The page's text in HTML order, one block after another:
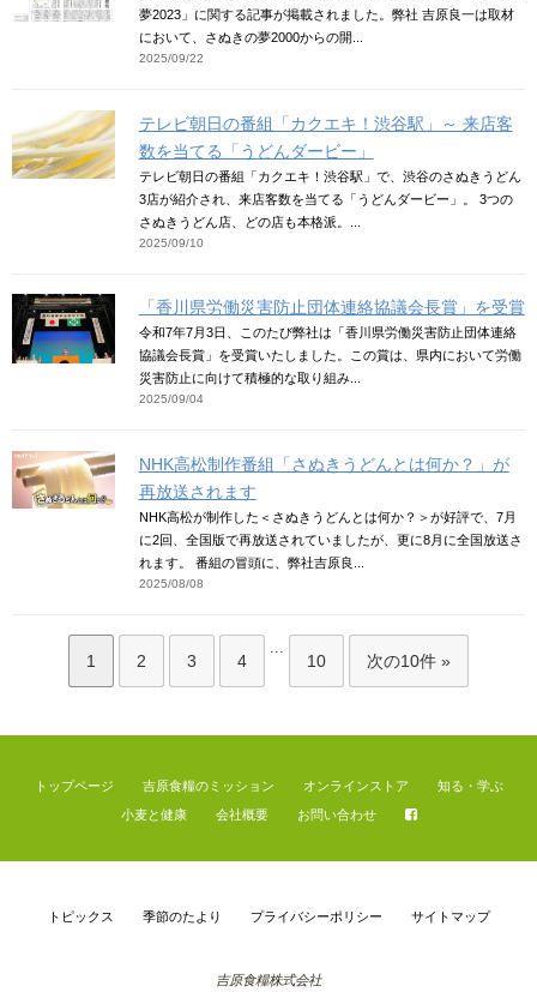
夢2023」に関する記事が掲載されました。弊社 吉原良一は取材
において、さぬきの夢2000からの開...
2025/09/22
テレビ朝日の番組「カクエキ！渋谷駅」～ 来店客
数を当てる「うどんダービー」
テレビ朝日の番組「カクエキ！渋谷駅」で、渋谷のさぬきうどん
3店が紹介され、来店客数を当てる「うどんダービー」。 3つの
さぬきうどん店、どの店も本格派。...
2025/09/10
「香川県労働災害防止団体連絡協議会長賞」を受賞
令和7年7月3日、このたび弊社は「香川県労働災害防止団体連絡
協議会長賞」を受賞いたしました。この賞は、県内において労働
災害防止に向けて積極的な取り組み...
2025/09/04
NHK高松制作番組「さぬきうどんとは何か？」が
再放送されます
NHK高松が制作した＜さぬきうどんとは何か？＞が好評で、7月
に2回、全国版で再放送されていましたが、更に8月に全国放送さ
れます。 番組の冒頭に、弊社吉原良...
2025/08/08
1 2 3 4 10 次の10件 »
トップページ 吉原食糧のミッション オンラインストア
知る・学ぶ
小麦と健康
会社概要 お問い合わせ
トピックス 季節のたより プライバシーポリシー サイトマップ
吉原食糧株式会社